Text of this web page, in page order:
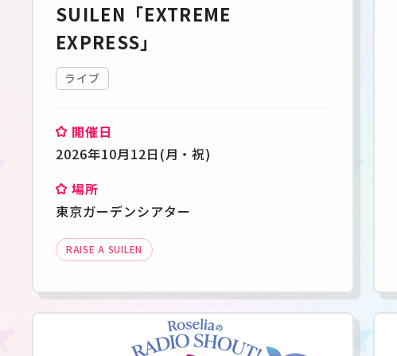
SUILEN「EXTREME
EXPRESS」
ライブ
開催日
2026年10月12日(月・祝)
場所
東京ガーデンシアター
RAISE A SUILEN